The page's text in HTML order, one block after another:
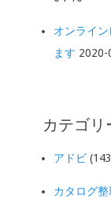
オンライ
ます 2020-
カテゴリ
アドビ
カタログ